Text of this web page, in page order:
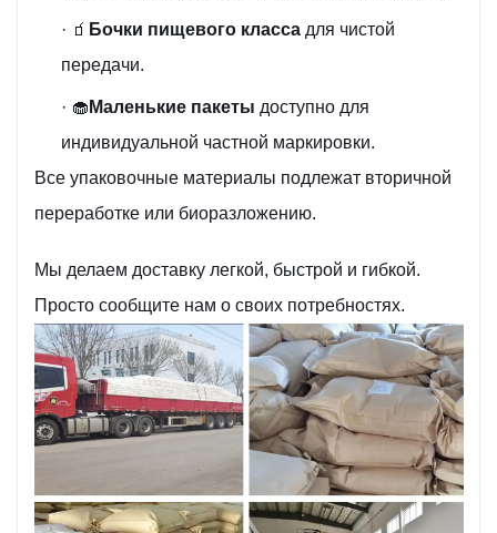
· 🧃 Бочки пищевого класса для чистой
передачи.
· 🧁 Маленькие пакеты доступно для
индивидуальной частной маркировки.
Все упаковочные материалы подлежат вторичной
переработке или биоразложению.
Мы делаем доставку легкой, быстрой и гибкой.
Просто сообщите нам о своих потребностях.